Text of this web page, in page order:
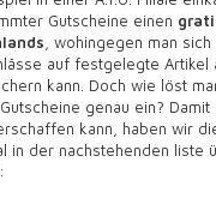
Gutscheine einen
, wohingegen man
auf festgelegte Artikel
kann. Doch wie löst
genau ein? Damit
kann, haben wir
in der nachstehenden liste